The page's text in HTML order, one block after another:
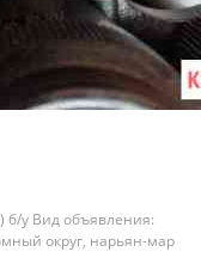
б/у Вид объявления:
округ, нарьян-мар